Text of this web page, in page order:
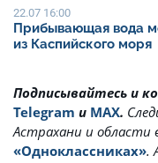
22.07 16:00
Прибывающая вода
из Каспийского моря
Подписывайтесь и
Telegram и MAX.
Астрахани и области
«Одноклассниках».